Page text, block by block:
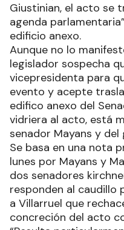
Giustinian, el acto se
agenda
edificio anexo.
Aunque no lo
legislador sospecha
vicepresidenta para
evento y acepte
edifico anexo del
vidriera al acto, está
senador Mayans y
Se basa en una nota
lunes por Mayans y
dos senadores
responden al caudillo
a Villarruel que
concreción del acto